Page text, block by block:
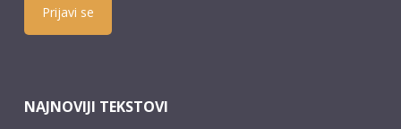
Prijavi se
NAJNOVIJI TEKSTOVI